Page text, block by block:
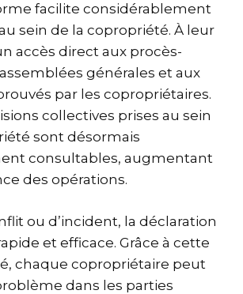
facilite considérablement
sein de la copropriété. À leur
accès direct aux procès-
générales et aux
par les copropriétaires.
collectives prises au sein
sont désormais
consultables, augmentant
des opérations.
ou d’incident, la déclaration
et efficace. Grâce à cette
chaque copropriétaire peut
dans les parties